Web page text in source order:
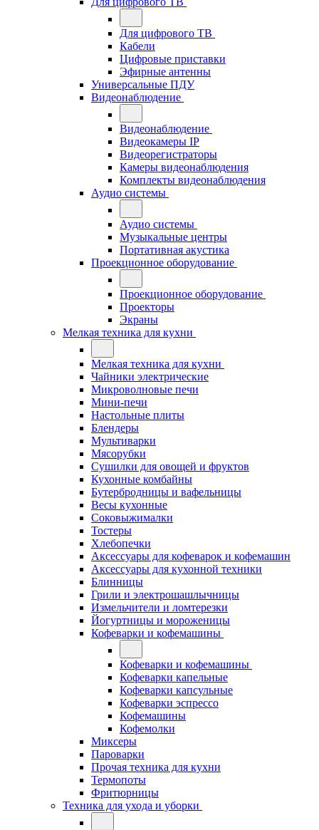
Для цифрового ТВ
Кабели
Цифровые приставки
Эфирные антенны
Универсальные ПДУ
Видеонаблюдение
Видеонаблюдение
Видеокамеры IP
Видеорегистраторы
Камеры видеонаблюдения
Комплекты видеонаблюдения
Аудио системы
Аудио системы
Музыкальные центры
Портативная акустика
Проекционное оборудование
Проекционное оборудование
Проекторы
Экраны
Мелкая техника для кухни
Мелкая техника для кухни
Чайники электрические
Микроволновые печи
Мини-печи
Настольные плиты
Блендеры
Мультиварки
Мясорубки
Сушилки для овощей и фруктов
Кухонные комбайны
Бутербродницы и вафельницы
Весы кухонные
Соковыжималки
Тостеры
Хлебопечки
Аксессуары для кофеварок и кофемашин
Аксессуары для кухонной техники
Блинницы
Грили и электрошашлычницы
Измельчители и ломтерезки
Йогуртницы и мороженицы
Кофеварки и кофемашины
Кофеварки и кофемашины
Кофеварки капельные
Кофеварки капсульные
Кофеварки эспрессо
Кофемашины
Кофемолки
Миксеры
Пароварки
Прочая техника для кухни
Термопоты
Фритюрницы
Техника для ухода и уборки